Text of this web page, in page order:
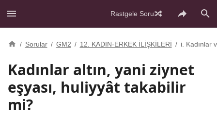
Rastgele Soru
/ Sorular / GM2 / 12. KADIN-ERKEK İLİŞKİLERİ / i. Kadınlar
Kadınlar altın, yani ziynet
eşyası, huliyyât takabilir
mi?